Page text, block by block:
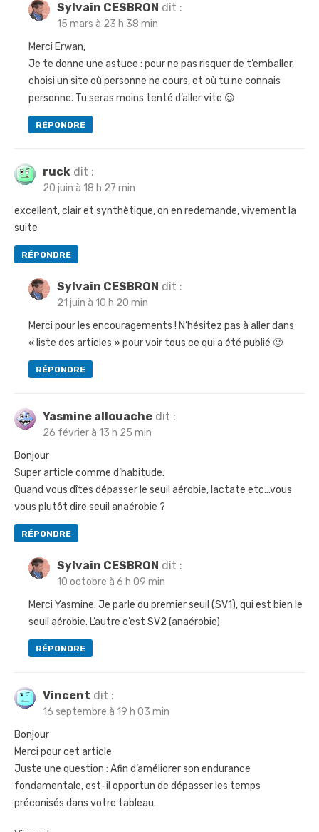
Sylvain CESBRON dit :
15 mars à 23 h 38 min
Merci Erwan,
Je te donne une astuce : pour ne pas risquer de t’emballer,
choisi un site où personne ne cours, et où tu ne connais
personne. Tu seras moins tenté d’aller vite 😉
RÉPONDRE
ruck dit :
20 juin à 18 h 27 min
excellent, clair et synthètique, on en redemande, vivement la
suite
RÉPONDRE
Sylvain CESBRON dit :
21 juin à 10 h 20 min
Merci pour les encouragements ! N’hésitez pas à aller dans
« liste des articles » pour voir tous ce qui a été publié 🙂
RÉPONDRE
Yasmine allouache dit :
26 février à 13 h 25 min
Bonjour
Super article comme d’habitude.
Quand vous dîtes dépasser le seuil aérobie, lactate etc…vous
vous plutôt dire seuil anaérobie ?
RÉPONDRE
Sylvain CESBRON dit :
10 octobre à 6 h 09 min
Merci Yasmine. Je parle du premier seuil (SV1), qui est bien le
seuil aérobie. L’autre c’est SV2 (anaérobie)
RÉPONDRE
Vincent dit :
16 septembre à 19 h 03 min
Bonjour
Merci pour cet article
Juste une question : Afin d’améliorer son endurance
fondamentale, est-il opportun de dépasser les temps
préconisés dans votre tableau.